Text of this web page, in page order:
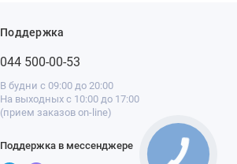
Поддержка
044 500-00-53
В будни с 09:00 до 20:00
На выходных с 10:00 до 17:00
(прием заказов on-line)
Поддержка в мессенджере